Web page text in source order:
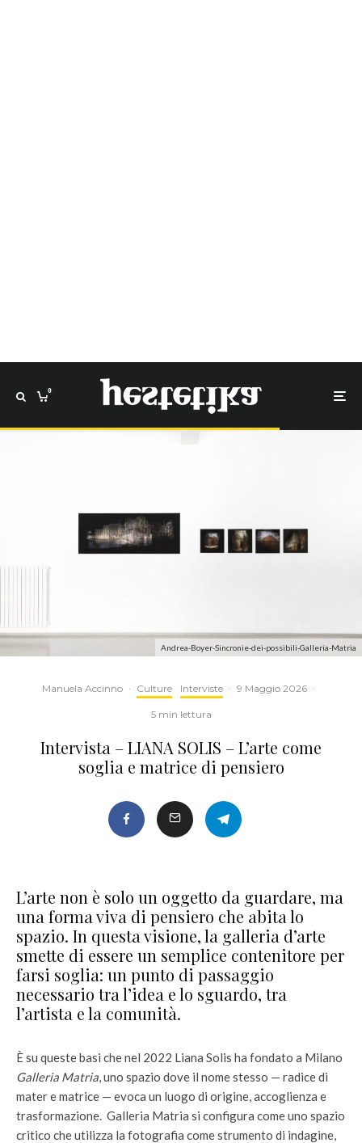
0
Andrea-Boyer-Sincronie-dei-possibili-Galleria-Matria
Manuela Accinno · Culture Interviste · 9 Maggio 2026 ·
5 min lettura
Intervista – LIANA SOLIS – L’arte come
soglia e matrice di pensiero
L’arte non è solo un oggetto da guardare, ma
una forma viva di pensiero che abita lo
spazio. In questa visione, la galleria d’arte
smette di essere un semplice contenitore per
farsi soglia: un punto di passaggio
necessario tra l’idea e lo sguardo, tra
l’artista e la comunità.
È su queste basi che nel 2022 Liana Solis ha fondato a Milano
Galleria Matria, uno spazio dove il nome stesso — radice di
mater e matrice — evoca un luogo di origine, accoglienza e
trasformazione. Galleria Matria si configura come uno spazio
critico che utilizza la fotografia come strumento di indagine,